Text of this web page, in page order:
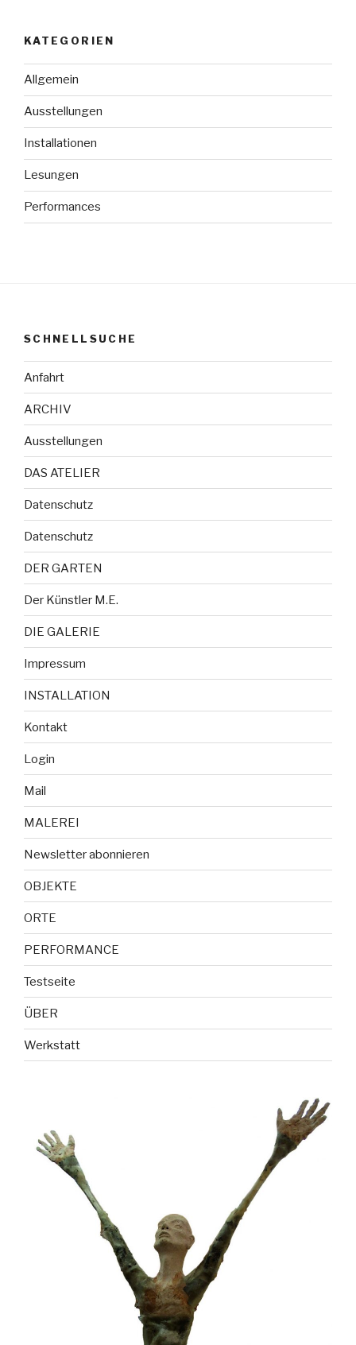
KATEGORIEN
Allgemein
Ausstellungen
Installationen
Lesungen
Performances
SCHNELLSUCHE
Anfahrt
ARCHIV
Ausstellungen
DAS ATELIER
Datenschutz
Datenschutz
DER GARTEN
Der Künstler M.E.
DIE GALERIE
Impressum
INSTALLATION
Kontakt
Login
Mail
MALEREI
Newsletter abonnieren
OBJEKTE
ORTE
PERFORMANCE
Testseite
ÜBER
Werkstatt